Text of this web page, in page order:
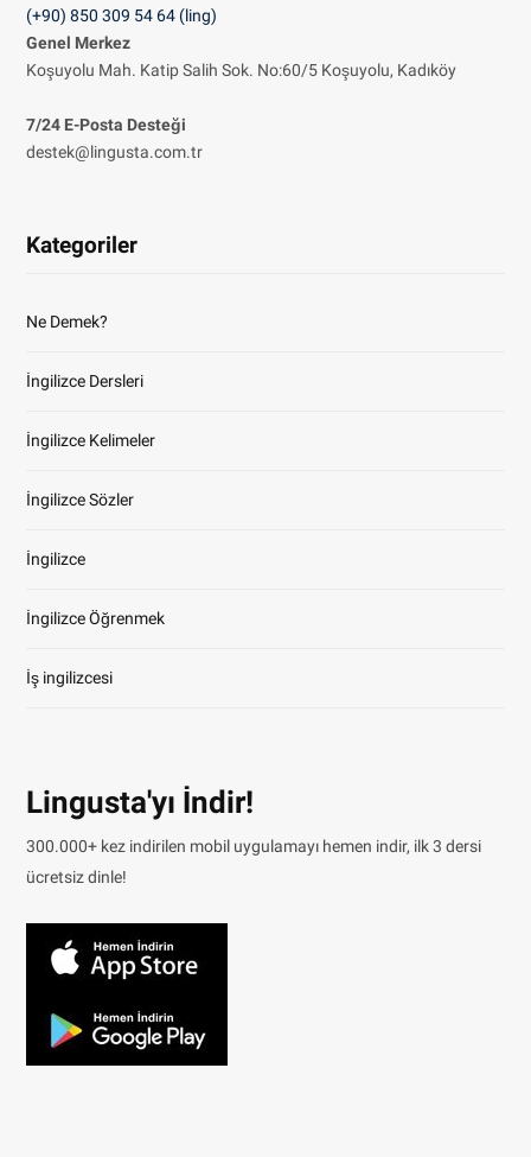
(+90) 850 309 54 64 (ling)
Genel Merkez
Koşuyolu Mah. Katip Salih Sok. No:60/5 Koşuyolu, Kadıköy
7/24 E-Posta Desteği
destek@lingusta.com.tr
Kategoriler
Ne Demek?
İngilizce Dersleri
İngilizce Kelimeler
İngilizce Sözler
İngilizce
İngilizce Öğrenmek
İş ingilizcesi
Lingusta'yı İndir!
300.000+ kez indirilen mobil uygulamayı hemen indir, ilk 3 dersi
ücretsiz dinle!